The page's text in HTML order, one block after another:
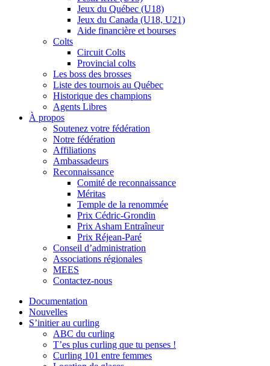
Jeux du Québec (U18)
Jeux du Canada (U18, U21)
Aide financière et bourses
Colts
Circuit Colts
Provincial colts
Les boss des brosses
Liste des tournois au Québec
Historique des champions
Agents Libres
À propos
Soutenez votre fédération
Notre fédération
Affiliations
Ambassadeurs
Reconnaissance
Comité de reconnaissance
Méritas
Temple de la renommée
Prix Cédric-Grondin
Prix Asham Entraîneur
Prix Réjean-Paré
Conseil d’administration
Associations régionales
MEES
Contactez-nous
Documentation
Nouvelles
S’initier au curling
ABC du curling
T’es plus curling que tu penses !
Curling 101 entre femmes